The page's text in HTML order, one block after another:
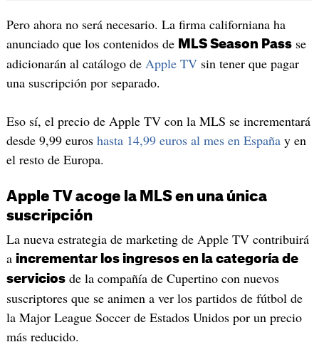
Pero ahora no será necesario. La firma californiana ha
anunciado que los contenidos de MLS Season Passse
adicionarán al catálogo de Apple TVsin tener que pagar
una suscripción por separado.
Eso sí, el precio de Apple TV con la MLS se incrementará
desde 9,99 euros hasta 14,99 euros al mes en Españay en
el resto de Europa.
Apple TV acoge la MLS en una única
suscripción
La nueva estrategia de marketing de Apple TV contribuirá
a incrementar los ingresos en la categoría de
serviciosde la compañía de Cupertino con nuevos
suscriptores que se animen a ver los partidos de fútbol de
la Major League Soccer de Estados Unidos por un precio
más reducido.